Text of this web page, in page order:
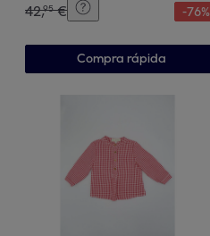
42,95 € -76%
Compra rápida